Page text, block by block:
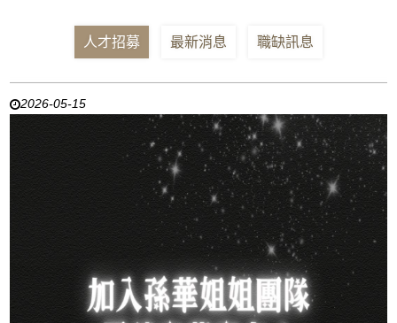
人才招募 最新消息 職缺訊息
2026-05-15